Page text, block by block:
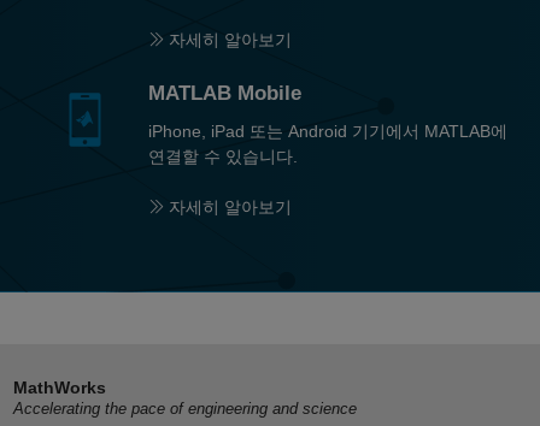
자세히 알아보기
MATLAB Mobile
iPhone, iPad 또는 Android 기기에서 MATLAB에
연결할 수 있습니다.
자세히 알아보기
MathWorks
Accelerating the pace of engineering and science